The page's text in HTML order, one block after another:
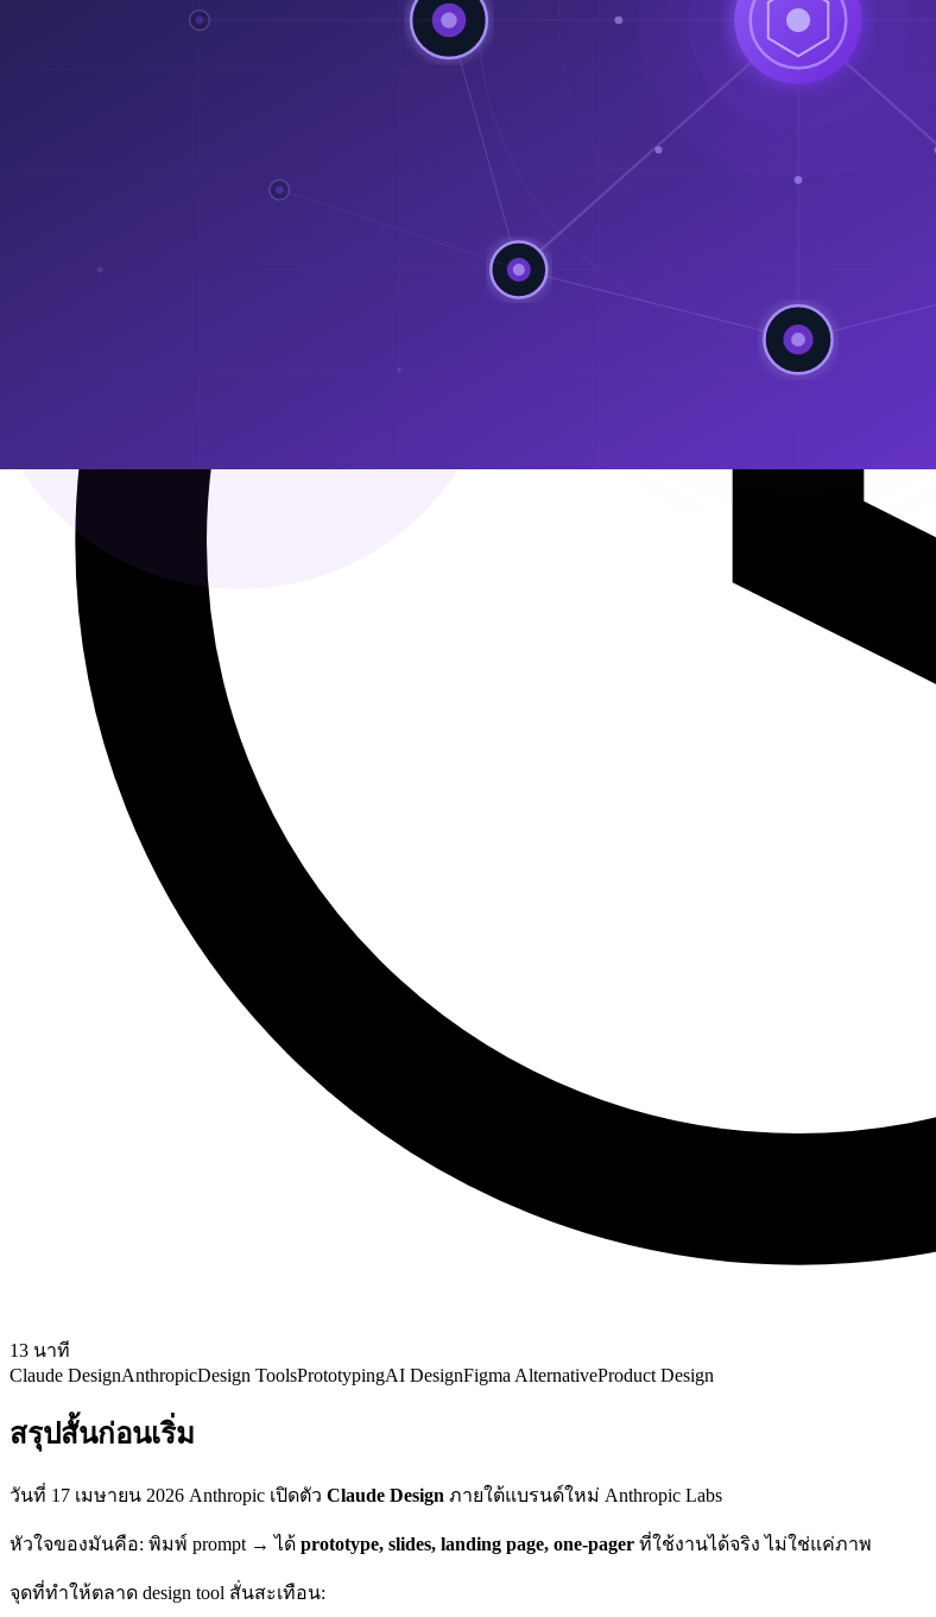
13 นาที
Claude DesignAnthropicDesign ToolsPrototypingAI DesignFigma AlternativeProduct Design
สรุปสั้นก่อนเริ่ม
วันที่ 17 เมษายน 2026 Anthropic เปิดตัว Claude Design ภายใต้แบรนด์ใหม่ Anthropic Labs
หัวใจของมันคือ: พิมพ์ prompt → ได้ prototype, slides, landing page, one-pager ที่ใช้งานได้จริง ไม่ใช่แค่ภาพ
จุดที่ทำให้ตลาด design tool สั่นสะเทือน: